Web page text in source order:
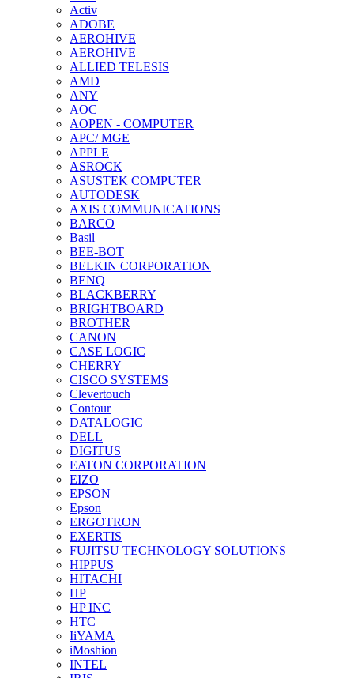
Activ
ADOBE
AEROHIVE
AEROHIVE
ALLIED TELESIS
AMD
ANY
AOC
AOPEN - COMPUTER
APC/ MGE
APPLE
ASROCK
ASUSTEK COMPUTER
AUTODESK
AXIS COMMUNICATIONS
BARCO
Basil
BEE-BOT
BELKIN CORPORATION
BENQ
BLACKBERRY
BRIGHTBOARD
BROTHER
CANON
CASE LOGIC
CHERRY
CISCO SYSTEMS
Clevertouch
Contour
DATALOGIC
DELL
DIGITUS
EATON CORPORATION
EIZO
EPSON
Epson
ERGOTRON
EXERTIS
FUJITSU TECHNOLOGY SOLUTIONS
HIPPUS
HITACHI
HP
HP INC
HTC
IiYAMA
iMoshion
INTEL